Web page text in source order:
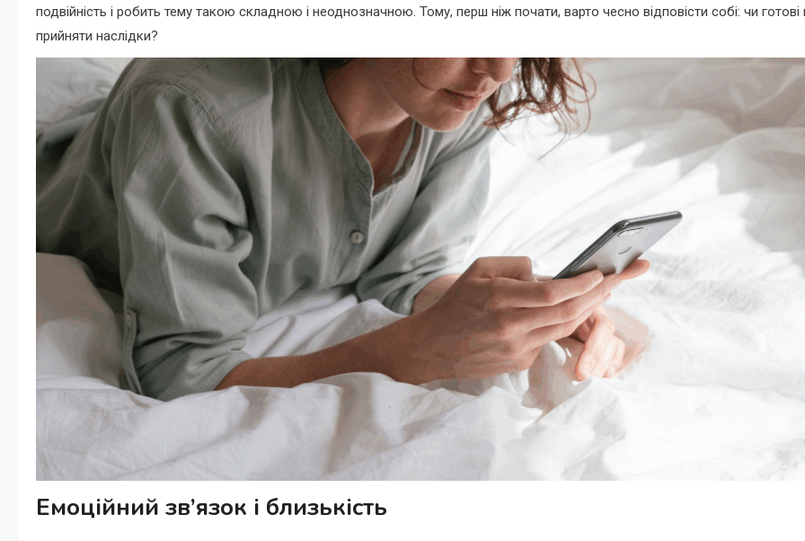
подвійність і робить тему такою складною і неоднозначною. Тому, перш ніж почати, варто чесно відповісти собі: чи готові
прийняти наслідки?
Емоційний зв’язок і близькість